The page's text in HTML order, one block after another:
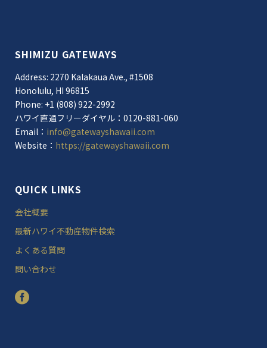
SHIMIZU GATEWAYS
Address: 2270 Kalakaua Ave., #1508
Honolulu, HI 96815
Phone: +1 (808) 922-2992
ハワイ直通フリーダイヤル：0120-881-060
Email： info@gatewayshawaii.com
Website： https://gatewayshawaii.com
QUICK LINKS
会社概要
最新ハワイ不動産物件検索
よくある質問
問い合わせ